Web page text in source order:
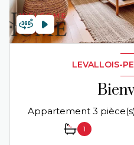
LEVALLOIS-
1